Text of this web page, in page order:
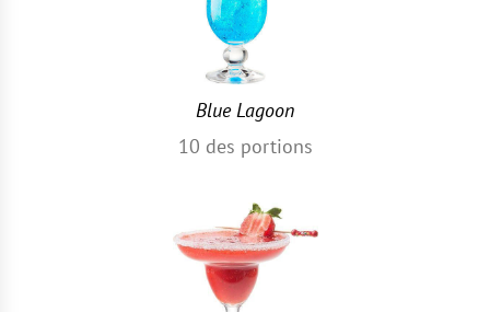
Blue Lagoon
10 des portions